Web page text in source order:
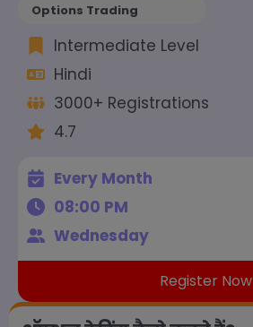
Options Trading
Intermediate Level
Hindi
3000+ Registrations
4.7
Every Month
08:00 PM
Wednesday
Register Now